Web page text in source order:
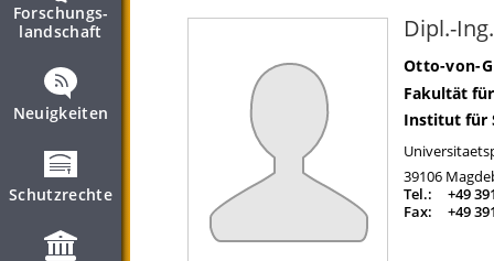
Forschungs­
landschaft
Neuigkeiten
Schutzrechte
Dipl.-
Otto-von-
Fakultät
Institut für
39106
Tel.:
+49
Fax:
+49